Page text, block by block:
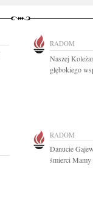
RADOM
Naszej
głębokiego
RADOM
Danucie
śmierci Mamy